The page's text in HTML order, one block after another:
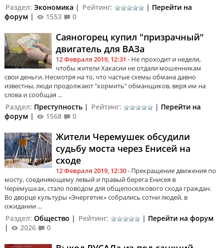
Раздел: Экономика | Рейтинг: | Перейти на
форум | 1553 0
Саяногорец купил "призрачный"
двигатель для ВАЗа
12 Февраля 2019, 12:31 - Не проходит и недели,
чтобы жители Хакасии не отдали мошенникам
свои деньги. Несмотря на то, что частые схемы обмана давно
известны, люди продолжают "кормить" обманщиков, веря им на
слова и сообщая ...
Раздел: Преступность | Рейтинг: | Перейти на
форум | 1568 0
Жители Черемушек обсудили
судьбу моста через Енисей на
сходе
12 Февраля 2019, 12:30- Прекращение движения по
мосту, соединяющему левый и правый берега Енисея в
Черемушках, стало поводом для общепоселкового схода граждан.
Во дворце культуры «Энергетик» собрались сотни людей, в
ожидании ...
Раздел: Общество | Рейтинг: | Перейти на форум
|
2026 0